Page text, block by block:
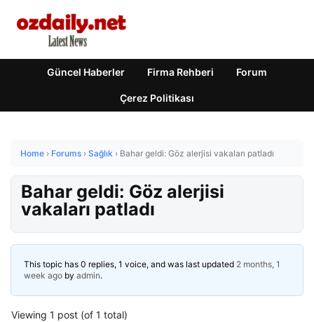
Güncel Haberler Firma Rehberi Forum
Çerez Politikası
Home › Forums › Sağlık › Bahar geldi: Göz alerjisi vakaları patladı
Bahar geldi: Göz alerjisi
vakaları patladı
This topic has 0 replies, 1 voice, and was last updated 2 months, 1
week ago by admin.
Viewing 1 post (of 1 total)